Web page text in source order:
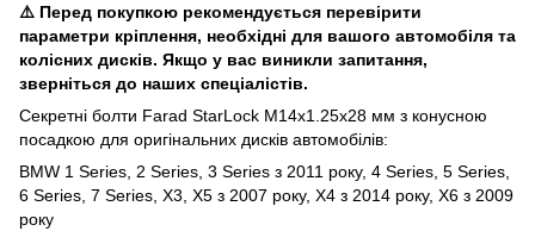
⚠️ Перед покупкою рекомендується перевірити
параметри кріплення, необхідні для вашого автомобіля та
колісних дисків. Якщо у вас виникли запитання,
зверніться до наших спеціалістів.
Секретні болти Farad StarLock M14x1.25x28 мм з конусною
посадкою для оригінальних дисків автомобілів:
BMW 1 Series, 2 Series, 3 Series з 2011 року, 4 Series, 5 Series,
6 Series, 7 Series, X3, X5 з 2007 року, X4 з 2014 року, X6 з 2009
року